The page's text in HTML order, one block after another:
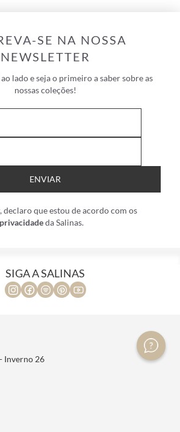
SE NA NOSSA
NEWSLETTER
lado e seja o primeiro a saber sobre as
nossas coleções!
ENVIAR
declaro que estou de acordo com os
da Salinas.
SIGA A SALINAS
Inverno 26